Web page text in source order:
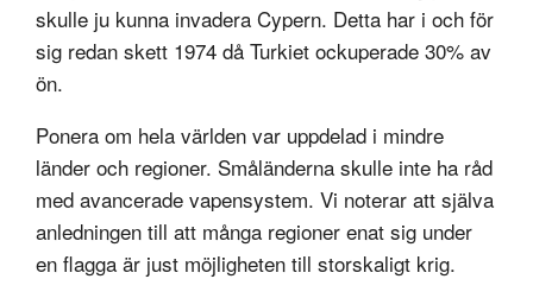
skulle ju kunna invadera Cypern. Detta har i och för
sig redan skett 1974 då Turkiet ockuperade 30% av
ön.
Ponera om hela världen var uppdelad i mindre
länder och regioner. Småländerna skulle inte ha råd
med avancerade vapensystem. Vi noterar att själva
anledningen till att många regioner enat sig under
en flagga är just möjligheten till storskaligt krig.